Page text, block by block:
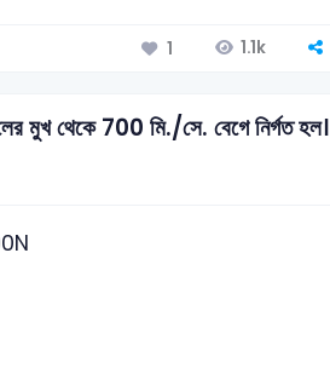
1 1.1k
মুখ থেকে 700 মি./সে. বেগে নির্গত হল।